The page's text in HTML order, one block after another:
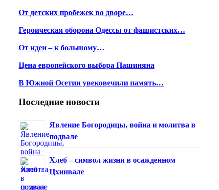
От детских пробежек во дворе…
Героическая оборона Одессы от фашистских…
От идеи – к большому…
Цена европейского выбора Пашиняна
В Южной Осетии увековечили память…
Последние новости
Явление Богородицы, война и молитва в
подвале
Хлеб – символ жизни в осажденном
Цхинвале